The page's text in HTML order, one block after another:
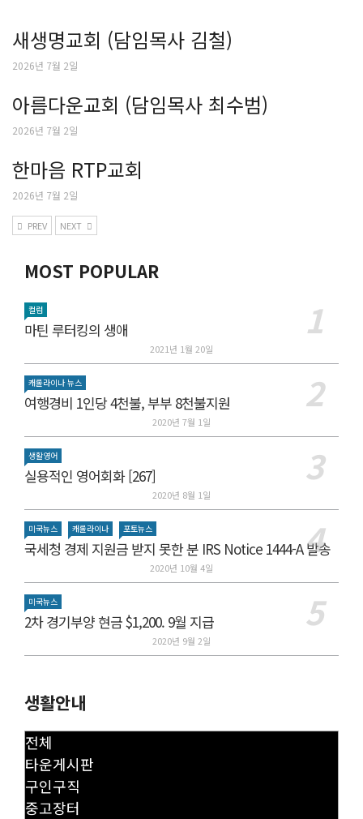
새생명교회 (담임목사 김철)
2026년 7월 2일
아름다운교회 (담임목사 최수범)
2026년 7월 2일
한마음 RTP교회
2026년 7월 2일
PREV NEXT
MOST POPULAR
컬럼
마틴 루터킹의 생애
2021년 1월 20일
캐롤라이나 뉴스
여행경비 1인당 4천불, 부부 8천불지원
2020년 7월 1일
생활영어
실용적인 영어회화 [267]
2020년 8월 1일
미국뉴스 캐롤라이나 포토뉴스
국세청 경제 지원금 받지 못한 분 IRS Notice 1444-A 발송
2020년 10월 4일
미국뉴스
2차 경기부양 현금 $1,200. 9월 지급
2020년 9월 2일
생활안내
전체
타운게시판
구인구직
중고장터